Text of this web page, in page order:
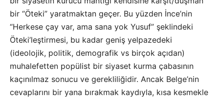
bir “Öteki” yaratmaktan geçer. Bu yüzden İnce’nin
“Herkese çay var, ama sana yok Yusuf” şeklindeki
Öteki’leştirmesi, bu kadar geniş yelpazedeki
(ideolojik, politik, demografik vs birçok açıdan)
muhalefetten popülist bir siyaset kurma çabasının
kaçınılmaz sonucu ve gerekliliğidir. Ancak Belge’nin
cevaplarını bir yana bırakmak kaydıyla, kısa kesmekle